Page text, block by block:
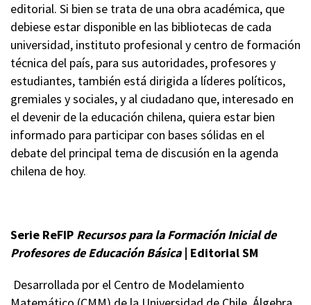
editorial. Si bien se trata de una obra académica, que
debiese estar disponible en las bibliotecas de cada
universidad, instituto profesional y centro de formación
técnica del país, para sus autoridades, profesores y
estudiantes, también está dirigida a líderes políticos,
gremiales y sociales, y al ciudadano que, interesado en
el devenir de la educación chilena, quiera estar bien
informado para participar con bases sólidas en el
debate del principal tema de discusión en la agenda
chilena de hoy.
Serie ReFIP Recursos para la Formación Inicial de
Profesores de Educación Básica| Editorial SM
Desarrollada por el Centro de Modelamiento